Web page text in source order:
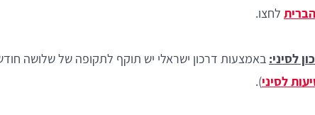
לחצו.
לסיני: באמצעות דרכון ישראלי יש תוקף לתקופה של שלושה
לסיני).